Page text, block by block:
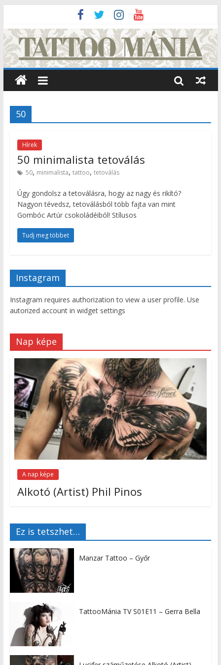
50
Hírek
50 minimalista tetoválás
50, minimalista, tattoo, tetoválás
Úgy gondolsz a tetoválásra, hogy az nagy és rikító?
Nagyon tévedsz, tetoválásból több fajta van mint
Gombóc Artúr csokoládéiból! Stílusos
Tudj meg többet
Instagram
Instagram requires authorization to view a user profile. Use
autorized account in widget settings
Nap képe
A nap képe
Alkotó (Artist) Phil Pinos
Ez is tetszhet…
Manzar Tattoo – Győr
TattooMánia TV S01E11 – Gerra Bella